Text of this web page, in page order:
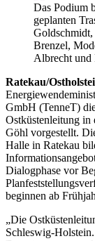
Das Podium
geplanten
Brenzel,
Albrecht und
Ratekau/
GmbH (TenneT)
Ostküstenleitung in
Göhl vorgestellt.
Halle in Ratekau
Dialogphase vor
beginnen ab
„Die
Schleswig-